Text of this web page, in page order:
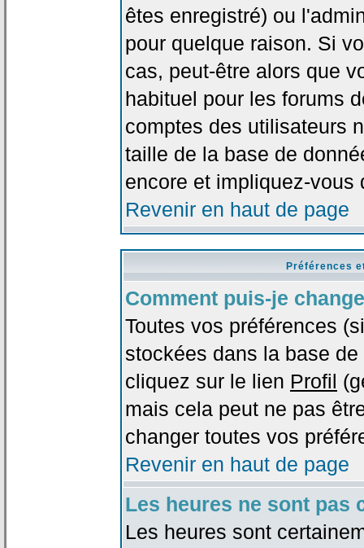
êtes enregistré) ou
pour quelque raison. Si
cas, peut-être alors que
habituel pour les forums
comptes des utilisateurs
taille de la base de
encore et impliquez-
Revenir en haut de page
Préférences
Comment puis-je
Toutes vos préférences
stockées dans la base
cliquez sur le lien Profil
mais cela peut ne pas
changer toutes vos
Revenir en haut de page
Les heures ne sont pas
Les heures sont